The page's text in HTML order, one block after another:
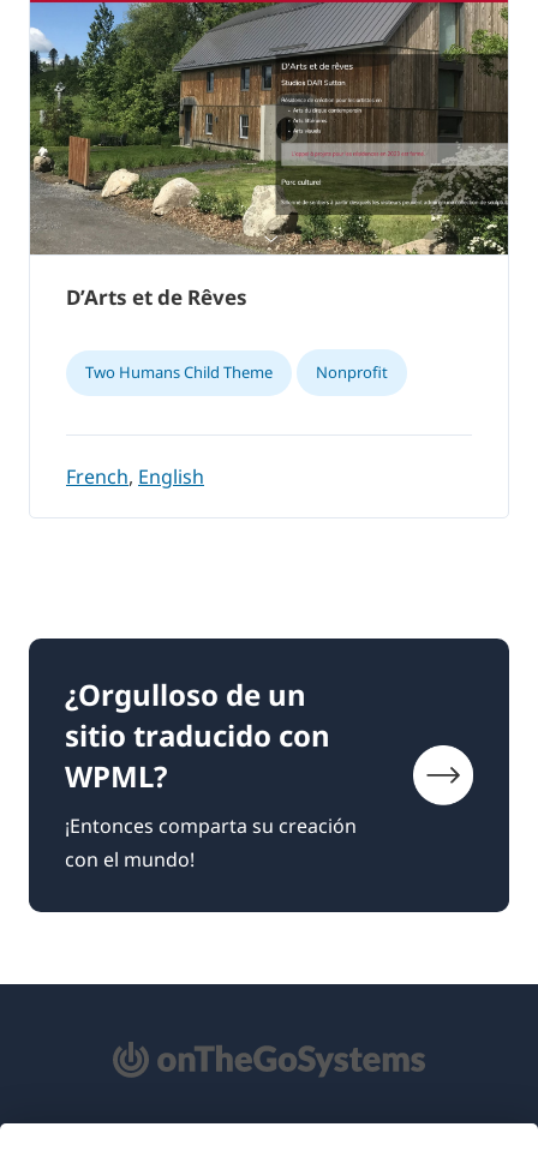
D’Arts et de Rêves
Two Humans Child Theme Nonprofit
French, English
¿Orgulloso de un
sitio traducido con
WPML?
¡Entonces comparta su creación
con el mundo!